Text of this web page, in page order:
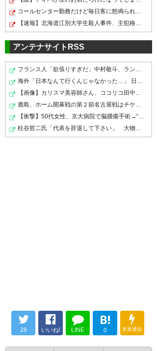
ツイッターの反応
きっとこれが反撃の１点、変化
の１点、反転の１点になる。
#jubilo
月 20
パフォーマンスはいつまで続く
んだ？マジで吉田を代表に！ ＃
sagantosu
— おさ (osa0723)2016, 8月 20
最後まで闘う姿勢を見せてくれ
た結果のPK。ジェイは前回の失
ハヤオのトップ下は非常に良
い！ シンプルなプレー、球離れ
コールセンター勤務だけど毎日客に怒鳴られもう限界
【速報】北海道江別大学生殺人事件、主犯格の川口被告(19…
アンテナサイトRSS
フランス人「欲張りすぎだ」中村敬斗、ランス残留の可能…
海外「日本なんて行くんじゃなかった…」 日本を知ってし…
【画像】カリスマ美容師さん、ココリコ田中みたいなチー…
鹿島、ホーム開幕戦の第２節名古屋戦はチケット完売の見…
【衝撃】50代女性、京大病院で脳腫瘍手術→“腫瘍の無い部…
柱谷哲二氏「代表を辞退して下さい」 大物選手に直談判…
28 いいね! LINE
B!
0 更新通知